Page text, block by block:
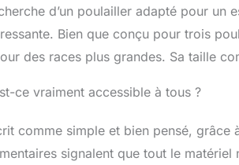
d’un poulailler adapté pour un
Bien que conçu pour trois
des races plus grandes. Sa taille
ce vraiment accessible à tous ?
comme simple et bien pensé,
signalent que tout le